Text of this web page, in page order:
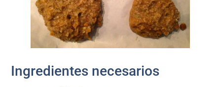
Ingredientes necesarios